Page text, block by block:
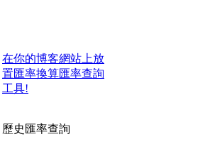
在你的博客網站上放
置匯率換算匯率查詢
工具!
歷史匯率查詢